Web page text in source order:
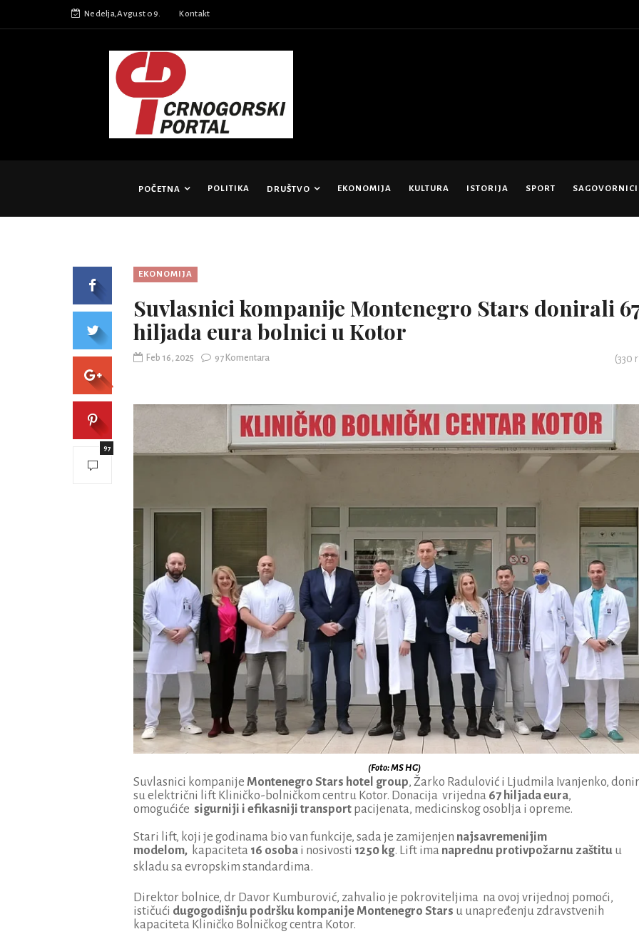
Nedelja,Avgust 09. Kontakt
POČETNA POLITIKA DRUŠTVO EKONOMIJA KULTURA ISTORIJA SPORT SAGOVORNICI
EKONOMIJA
Suvlasnici kompanije Montenegro Stars donirali
hiljada eura bolnici u Kotor
Feb 16, 2025 97 Komentara (330
(Foto: MS HG)
Suvlasnici kompanije Montenegro Stars hotel group, Žarko Radulović i Ljudmila Ivanjenko,
su električni lift Kliničko-bolničkom centru Kotor. Donacija vrijedna 67 hiljada eura,
omogućiće sigurniji i efikasniji transport pacijenata, medicinskog osoblja i opreme.
Stari lift, koji je godinama bio van funkcije, sada je zamijenjen najsavremenijim
modelom, kapaciteta 16 osoba i nosivosti 1250 kg. Lift ima naprednu protivpožarnu zaštitu u
skladu sa evropskim standardima.
Direktor bolnice, dr Davor Kumburović, zahvalio je pokroviteljima na ovoj vrijednoj pomoći,
ističući dugogodišnju podršku kompanije Montenegro Stars u unapređenju zdravstvenih
kapaciteta Kliničko Bolničkog centra Kotor.
97